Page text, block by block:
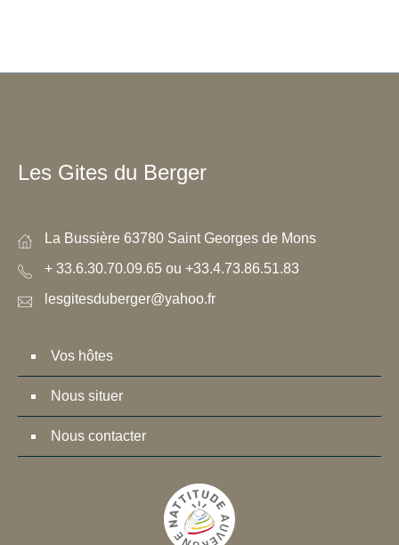
Les Gites du Berger
La Bussière 63780 Saint Georges de Mons
+ 33.6.30.70.09.65 ou +33.4.73.86.51.83
lesgitesduberger@yahoo.fr
Vos hôtes
Nous situer
Nous contacter